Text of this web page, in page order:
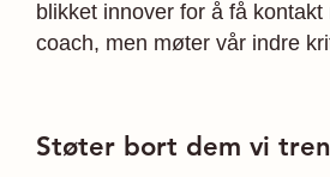
blikket innover for å få
coach, men møter vår indre
Støter bort dem vi